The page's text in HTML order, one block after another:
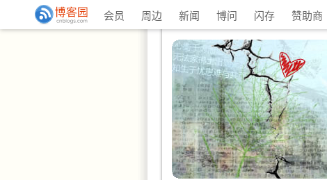
会员 周边 新闻 博问 闪存 赞助商